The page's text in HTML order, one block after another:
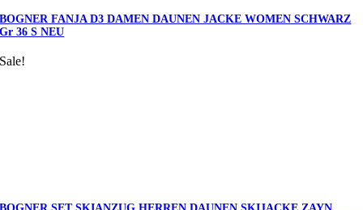
BOGNER FANJA D3 DAMEN DAUNEN JACKE WOMEN SCHWARZ
Gr 36 S NEU
Sale!